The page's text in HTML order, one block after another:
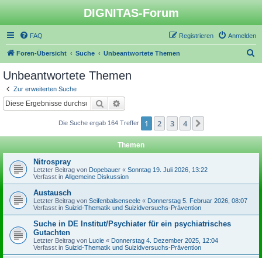
DIGNITAS-Forum
FAQ Anmelden
Registrieren
Foren-Übersicht Suche Unbeantwortete Themen
Unbeantwortete Themen
Zur erweiterten Suche
Suche
Die Suche ergab 164 Treffer 1 2 3 4
Themen
Nitrospray
Letzter Beitrag von Dopebauer « Sonntag 19. Juli 2026, 13:22
Verfasst in Allgemeine Diskussion
Austausch
Letzter Beitrag von Seifenbalsenseele « Donnerstag 5. Februar 2026, 08:07
Verfasst in Suizid-Thematik und Suizidversuchs-Prävention
Suche in DE Institut/Psychiater für ein psychiatrisches
Gutachten
Letzter Beitrag von Lucie « Donnerstag 4. Dezember 2025, 12:04
Verfasst in Suizid-Thematik und Suizidversuchs-Prävention